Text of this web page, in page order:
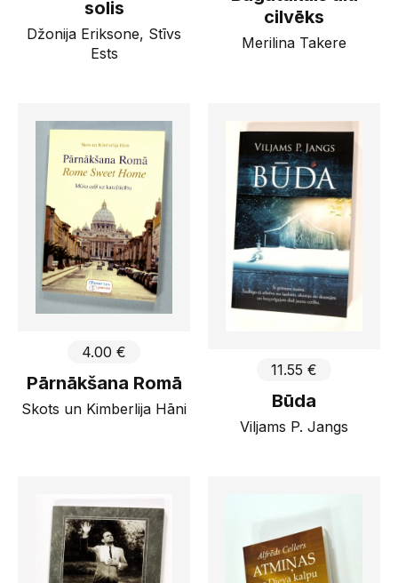
solis
Džonija Eriksone, Stīvs
Ests
cilvēks
Merilina Takere
4.00 €
Pārnākšana Romā
Skots un Kimberlija Hāni
11.55 €
Būda
Viljams P. Jangs